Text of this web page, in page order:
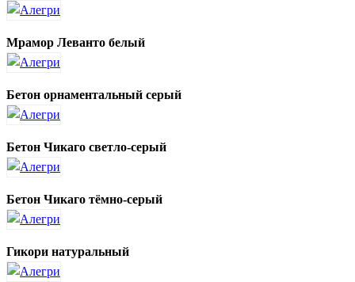
Мрамор Леванто белый
Бетон орнаментальный серый
Бетон Чикаго светло-серый
Бетон Чикаго тёмно-серый
Гикори натуральный